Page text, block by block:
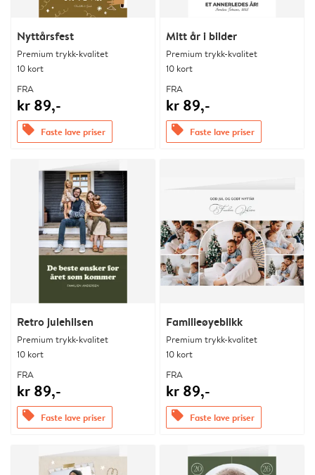
Nyttårsfest
Premium trykk-kvalitet
10 kort
FRA
kr 89,-
offers Faste lave priser
Mitt år i bilder
Premium trykk-kvalitet
10 kort
FRA
kr 89,-
offers Faste lave priser
Retro julehilsen
Premium trykk-kvalitet
10 kort
FRA
kr 89,-
offers Faste lave priser
Familieøyeblikk
Premium trykk-kvalitet
10 kort
FRA
kr 89,-
offers Faste lave priser